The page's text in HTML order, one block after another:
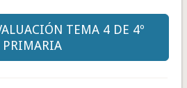
TEMA 4 DE 4º
PRIMARIA